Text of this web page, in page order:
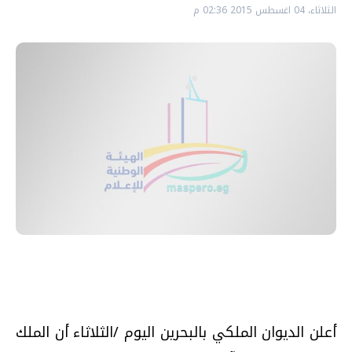
الثلاثاء، 04 اغسطس 2015 02:36 م
أعلن الديوان الملكي بالبحرين اليوم /الثلاثاء أن الملك